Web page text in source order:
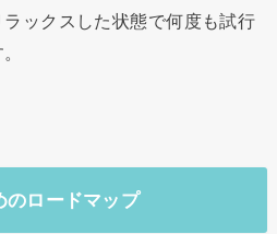
ックスした状態で何度も試行
のロードマップ